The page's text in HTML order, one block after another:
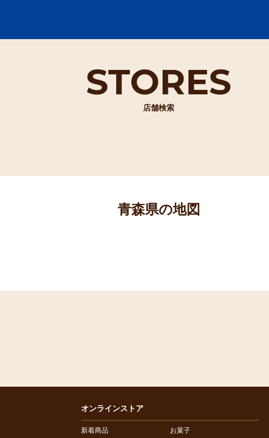
STORES
店舗検索
青森県の地図
オンラインストア
新着商品 お菓子